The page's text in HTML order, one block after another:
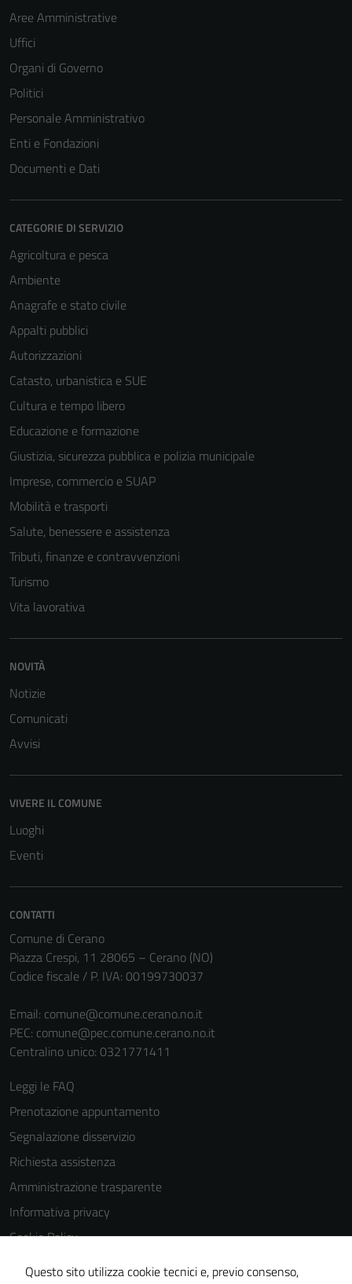
Aree Amministrative
Uffici
Organi di Governo
Politici
Personale Amministrativo
Enti e Fondazioni
Documenti e Dati
CATEGORIE DI SERVIZIO
Agricoltura e pesca
Ambiente
Anagrafe e stato civile
Appalti pubblici
Autorizzazioni
Catasto, urbanistica e SUE
Cultura e tempo libero
Educazione e formazione
Giustizia, sicurezza pubblica e polizia municipale
Imprese, commercio e SUAP
Mobilità e trasporti
Salute, benessere e assistenza
Tributi, finanze e contravvenzioni
Turismo
Vita lavorativa
NOVITÀ
Notizie
Comunicati
Avvisi
VIVERE IL COMUNE
Luoghi
Eventi
CONTATTI
Comune di Cerano
Piazza Crespi, 11 28065 – Cerano (NO)
Codice fiscale / P. IVA: 00199730037
Email: comune@comune.cerano.no.it
PEC: comune@pec.comune.cerano.no.it
Centralino unico: 0321771411
Leggi le FAQ
Prenotazione appuntamento
Segnalazione disservizio
Richiesta assistenza
Amministrazione trasparente
Informativa privacy
Cookie Policy
Note legali
Questo sito utilizza cookie tecnici e, previo consenso,
Tecnici
Questi cookie